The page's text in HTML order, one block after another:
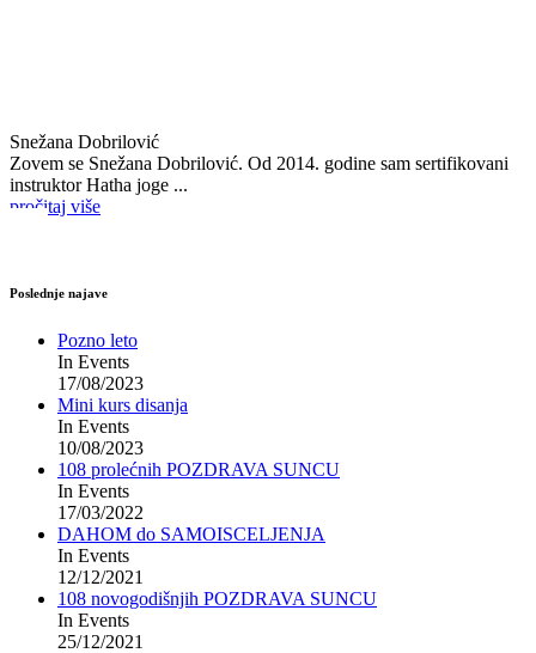
Snežana Dobrilović
Zovem se Snežana Dobrilović. Od 2014. godine sam sertifikovani
instruktor Hatha joge ...
pročitaj više
Poslednje najave
Pozno leto
In Events
17/08/2023
Mini kurs disanja
In Events
10/08/2023
108 prolećnih POZDRAVA SUNCU
In Events
17/03/2022
DAHOM do SAMOISCELJENJA
In Events
12/12/2021
108 novogodišnjih POZDRAVA SUNCU
In Events
25/12/2021